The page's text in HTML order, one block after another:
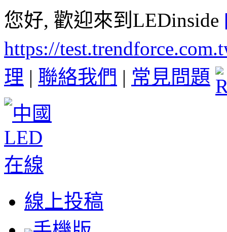
您好, 歡迎來到LEDinside
https://
理 | 聯絡我們 | 常見問題
線上投稿